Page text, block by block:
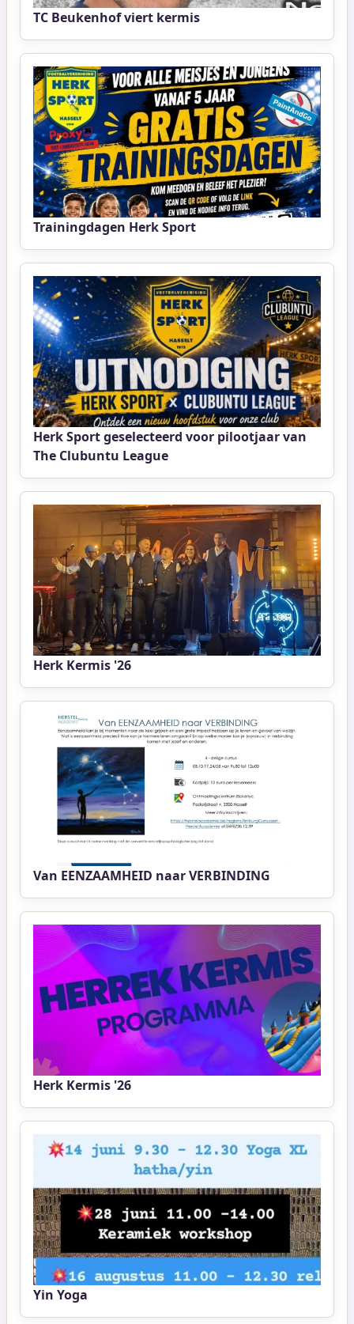
TC Beukenhof viert kermis
Trainingdagen Herk Sport
Herk Sport geselecteerd voor pilootjaar van
The Clubuntu League
Herk Kermis '26
Van EENZAAMHEID naar VERBINDING
Herk Kermis '26
Yin Yoga